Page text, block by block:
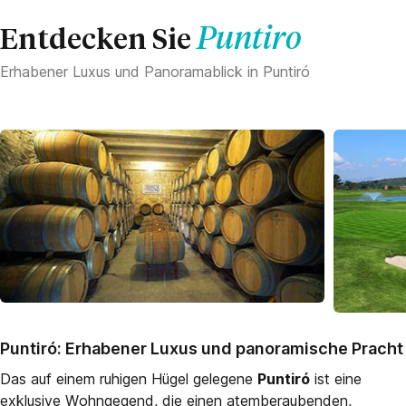
Entdecken SiePuntiro
Erhabener Luxus und Panoramablick in Puntiró
Puntiró: Erhabener Luxus und panoramische Pracht
Das auf einem ruhigen Hügel gelegene Puntiró ist eine
exklusive Wohngegend, die einen atemberaubenden,